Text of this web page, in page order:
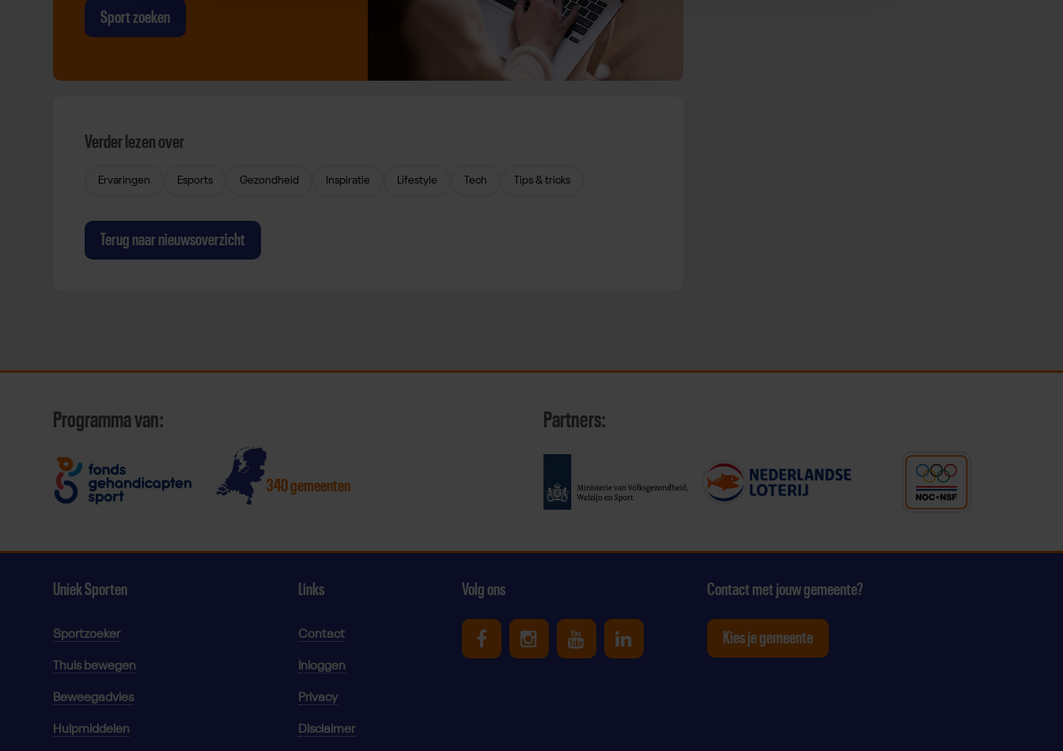
Sport zoeken
Verder lezen over
Ervaringen Esports Gezondheid Inspiratie Lifestyle Tech Tips & tricks
Terug naar nieuwsoverzicht
Programma van:
340 gemeenten
Partners:
Uniek Sporten
Sportzoeker
Thuis bewegen
Beweegadvies
Hulpmiddelen
Links
Contact
Inloggen
Privacy
Disclaimer
Volg ons
Uniek Sporten op Facebook
Uniek Sporten op Instagram
Uniek Sporten op Youtube
Uniek Sporten op Linkedin
Contact met jouw gemeente?
Kies je gemeente